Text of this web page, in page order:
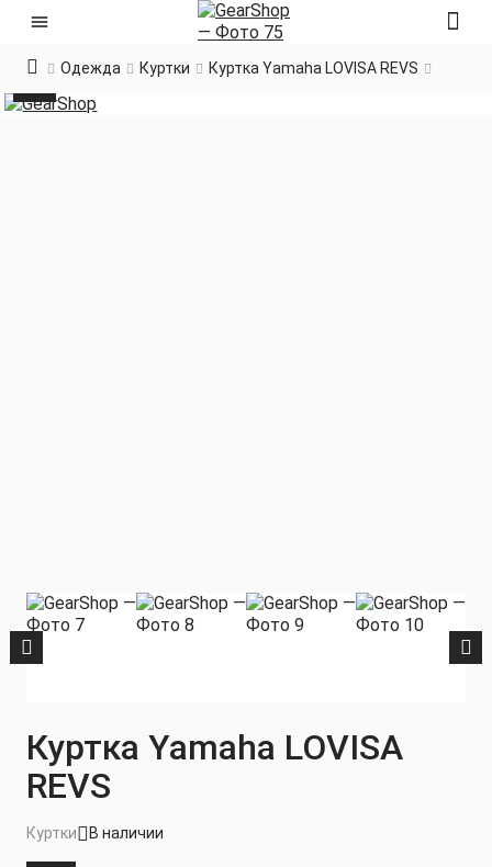
Одежда Куртки Куртка Yamaha LOVISA REVS
Куртка Yamaha LOVISA
REVS
Куртки В наличии